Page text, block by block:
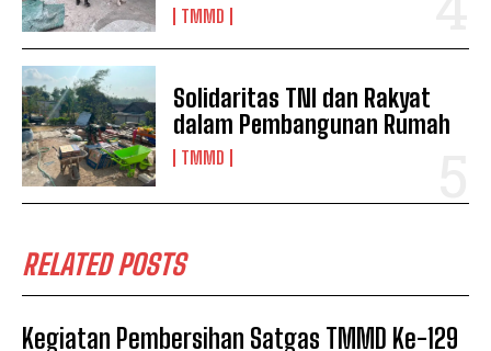
TMMD
Solidaritas TNI dan Rakyat
dalam Pembangunan Rumah
TMMD
RELATED POSTS
Kegiatan Pembersihan Satgas TMMD Ke-129